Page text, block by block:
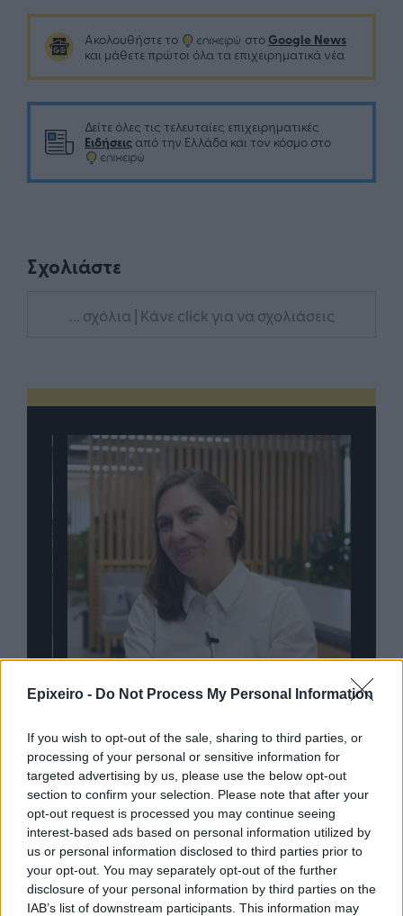
Epixeiro - Do Not Process My Personal Information
If you wish to opt-out of the sale, sharing to third parties, or
processing of your personal or sensitive information for
targeted advertising by us, please use the below opt-out
section to confirm your selection. Please note that after your
opt-out request is processed you may continue seeing
interest-based ads based on personal information utilized by
us or personal information disclosed to third parties prior to
your opt-out. You may separately opt-out of the further
disclosure of your personal information by third parties on the
IAB’s list of downstream participants. This information may
Ακολουθήστε το στο Google News
και μάθετε πρώτοι όλα τα επιχειρηματικά νέα
Δείτε όλες τις τελευταίες επιχειρηματικές
Ειδήσεις από την Ελλάδα και τον κόσμο στο
Σχολιάστε
... σχόλια | Κάνε click για να σχολιάσεις
TP Greece: Πώς διαμορφώνεται το
μέλλον του Insurance στην εποχή του AI
Advertorial